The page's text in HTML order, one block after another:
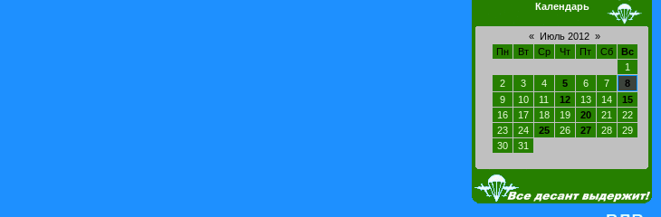
Календарь
« Июль 2012 »
Пн
Вт Ср Чт Пт Сб
Вс
1
2
3 4 5 6 7
8
9
10 11 12 13 14
15
16
17 18 19 20 21
22
23
24 25 26 27 28
29
30
31